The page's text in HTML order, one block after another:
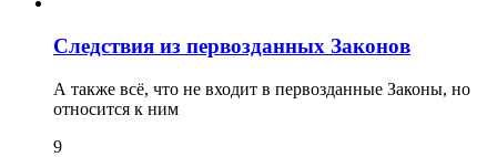
Следствия из первозданных Законов
А также всё, что не входит в первозданные Законы, но
относится к ним
9